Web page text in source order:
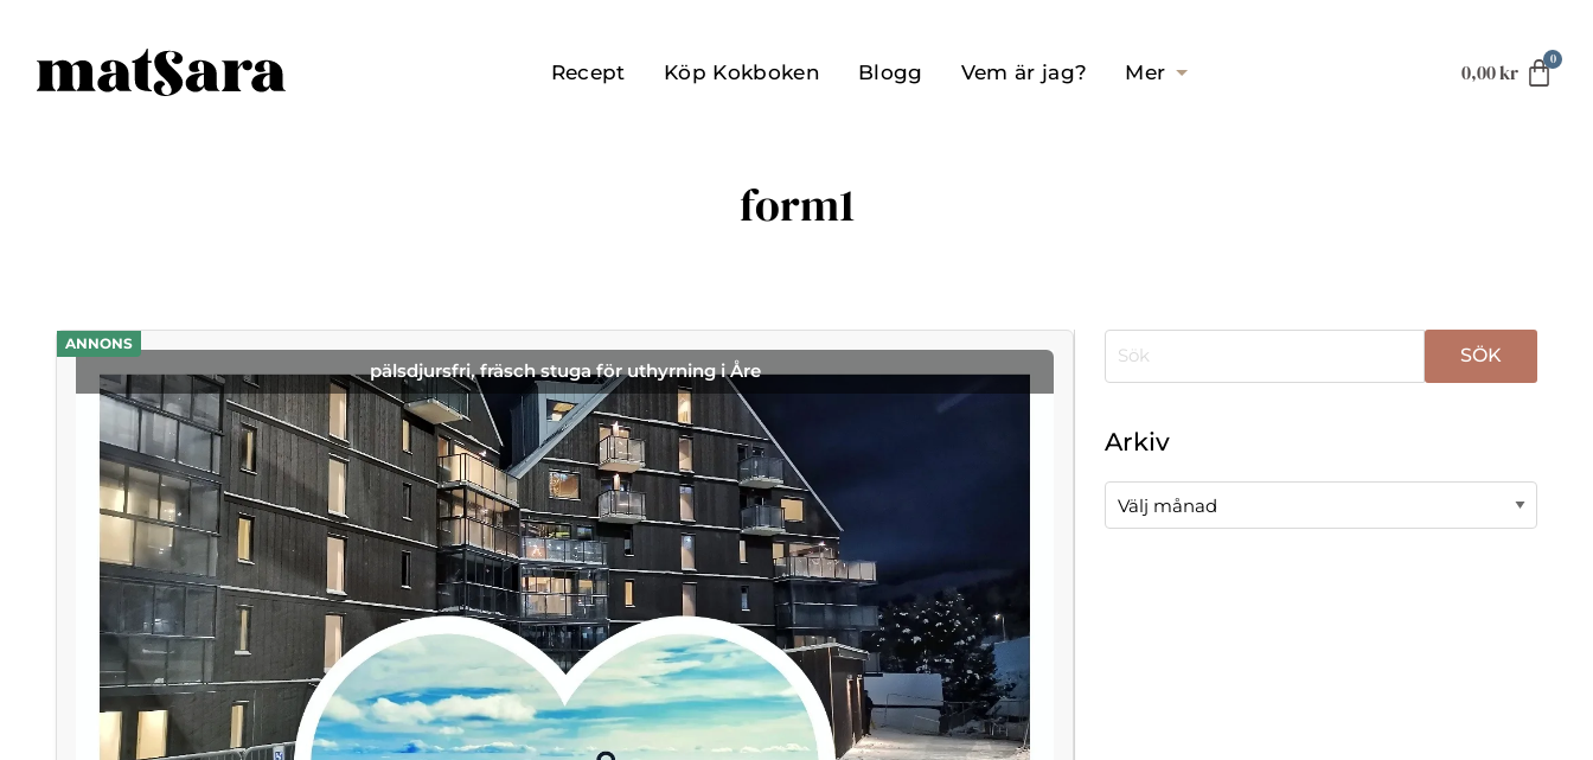
Recept Köp Kokboken Blogg Vem är jag? Mer 0,00kr
form1
ANNONS
pälsdjursfri, fräsch stuga för uthyrning i Åre
Arkiv